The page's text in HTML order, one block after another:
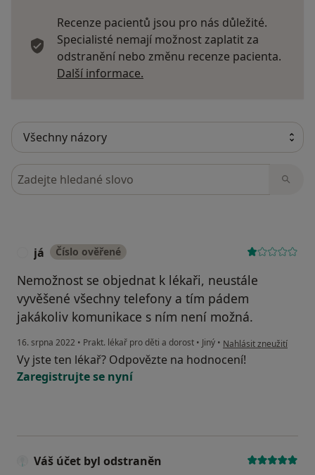
Recenze pacientů jsou pro nás důležité.
Specialisté nemají možnost zaplatit za
odstranění nebo změnu recenze pacienta.
Další informace.
Hledejte v názorech
já Číslo ověřené
Nemožnost se objednat k lékaři, neustále
vyvěšené všechny telefony a tím pádem
jakákoliv komunikace s ním není možná.
16. srpna 2022 • Prakt. lékař pro děti a dorost • Jiný • podle názoru uživatele
Nahlásit zneužití
Vy jste ten lékař? Odpovězte na hodnocení!
Zaregistrujte se nyní
Váš účet byl odstraněn